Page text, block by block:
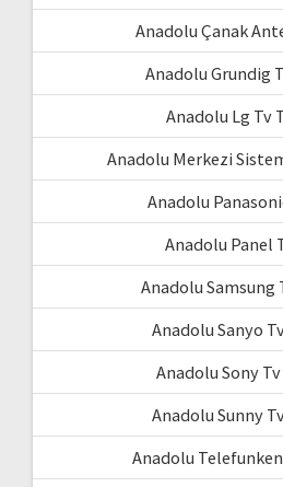
Anadolu Çanak
Anadolu Grundig
Anadolu Lg Tv
Anadolu Merkezi
Anadolu
Anadolu Panel
Anadolu Samsung
Anadolu Sanyo
Anadolu Sony
Anadolu Sunny
Anadolu